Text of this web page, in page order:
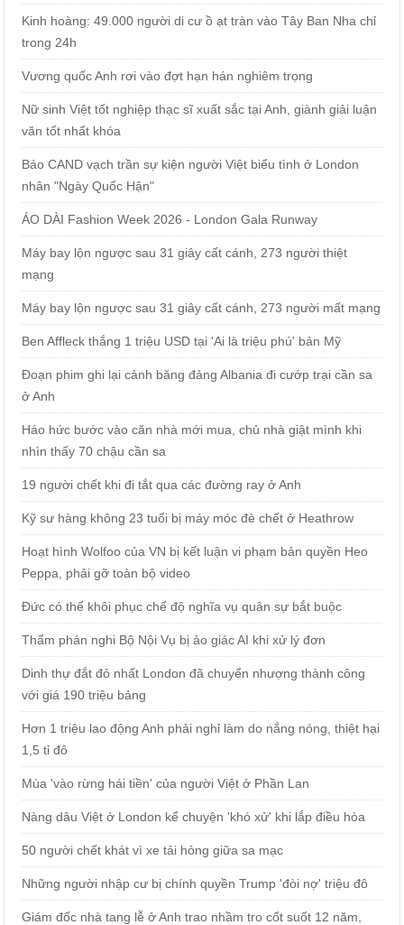
Kinh hoàng: 49.000 người di cư ồ ạt tràn vào Tây Ban Nha chỉ
trong 24h
Vương quốc Anh rơi vào đợt hạn hán nghiêm trọng
Nữ sinh Việt tốt nghiệp thạc sĩ xuất sắc tại Anh, giành giải luận
văn tốt nhất khóa
Báo CAND vạch trần sự kiện người Việt biểu tình ở London
nhân "Ngày Quốc Hận"
ÁO DÀI Fashion Week 2026 - London Gala Runway
Máy bay lộn ngược sau 31 giây cất cánh, 273 người thiệt
mạng
Máy bay lộn ngược sau 31 giây cất cánh, 273 người mất mạng
Ben Affleck thắng 1 triệu USD tại 'Ai là triệu phú' bản Mỹ
Đoạn phim ghi lại cảnh băng đảng Albania đi cướp trại cần sa
ở Anh
Háo hức bước vào căn nhà mới mua, chủ nhà giật mình khi
nhìn thấy 70 chậu cần sa
19 người chết khi đi tắt qua các đường ray ở Anh
Kỹ sư hàng không 23 tuổi bị máy móc đè chết ở Heathrow
Hoạt hình Wolfoo của VN bị kết luận vi phạm bản quyền Heo
Peppa, phải gỡ toàn bộ video
Đức có thể khôi phục chế độ nghĩa vụ quân sự bắt buộc
Thẩm phán nghi Bộ Nội Vụ bị ảo giác AI khi xử lý đơn
Dinh thự đắt đỏ nhất London đã chuyển nhượng thành công
với giá 190 triệu bảng
Hơn 1 triệu lao động Anh phải nghỉ làm do nắng nóng, thiệt hại
1,5 tỉ đô
Mùa 'vào rừng hái tiền' của người Việt ở Phần Lan
Nàng dâu Việt ở London kể chuyện 'khó xử' khi lắp điều hòa
50 người chết khát vì xe tải hỏng giữa sa mạc
Những người nhập cư bị chính quyền Trump 'đòi nợ' triệu đô
Giám đốc nhà tang lễ ở Anh trao nhầm tro cốt suốt 12 năm,